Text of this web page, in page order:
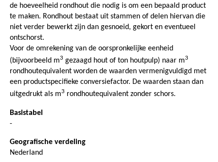
de hoeveelheid rondhout die nodig is om een bepaald product
te maken. Rondhout bestaat uit stammen of delen hiervan die
niet verder bewerkt zijn dan gesnoeid, gekort en eventueel
ontschorst.
Voor de omrekening van de oorspronkelijke eenheid
(bijvoorbeeld m3 gezaagd hout of ton houtpulp) naar m3
rondhoutequivalent worden de waarden vermenigvuldigd met
een productspecifieke conversiefactor. De waarden staan dan
uitgedrukt als m3 rondhoutequivalent zonder schors.
Basistabel
-
Geografische verdeling
Nederland